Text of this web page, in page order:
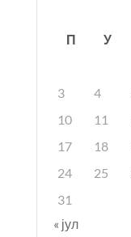
П У
3
4
10
11
17
18
24
25
31
« јул